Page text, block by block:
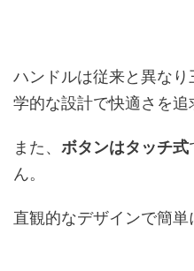
ハンドルは従来と異な
学的な設計で快適さを追
また、 ボタンはタッチ式
ん。
直観的なデザインで簡単